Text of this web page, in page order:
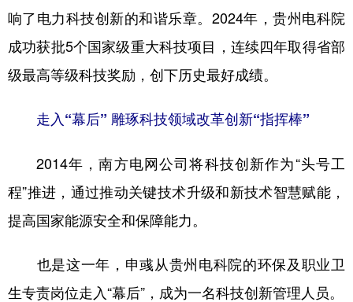
辽宁 吉林 上海 江苏
浙江 安徽 福建
四川 贵州 云南 西藏
陕西 甘肃 青海 宁夏
多语种频道
响了电力科技创新的和谐乐章。2024年，贵州电科院
成功获批5个国家级重大科技项目，连续四年取得省部
级最高等级科技奖励，创下历史最好成绩。
走入“幕后” 雕琢科技领域改革创新“指挥棒”
2014年，南方电网公司将科技创新作为“头号工
程”推进，通过推动关键技术升级和新技术智慧赋能，
提高国家能源安全和保障能力。
也是这一年，申彧从贵州电科院的环保及职业卫
生专责岗位走入“幕后”，成为一名科技创新管理人员。